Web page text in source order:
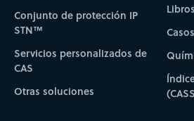
Conjunto de protección IP
STN™
Servicios personalizados de
CAS
Otras soluciones